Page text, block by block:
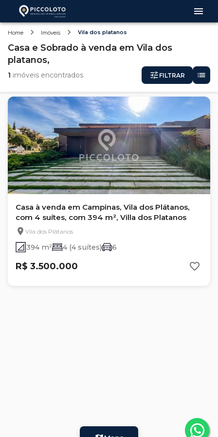
Home Imóveis Vila dos platanos
Casa e Sobrado à venda em Vila dos
platanos,
1 imóveis encontrados FILTRAR
Casa à venda em Campinas, Vila dos Plátanos,
com 4 suítes, com 394 m², Villa dos Platanos
Vila dos Plátanos
394 m² 4 (4 suítes) 6
R$ 3.500.000